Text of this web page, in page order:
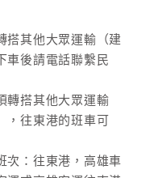
搭其他大眾運輸（建
車後請電話聯繫民
轉搭其他大眾運輸
，往東港的班車可
次：往東港，高雄車